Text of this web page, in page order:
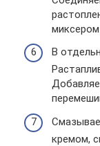
В
кремом,